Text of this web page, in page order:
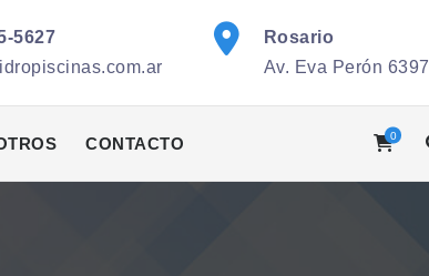
5627
Rosario
Av. Eva Perón 6397
CONTACTO 0